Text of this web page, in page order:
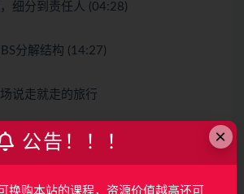
细分到责任人 (04:28)
分解结构 (14:27)
说走就走的旅行
做变更管理 (05:23)
目的变更请求表 (06:56)
×
公告！！！
换购本站的课程，资源价值越高还可